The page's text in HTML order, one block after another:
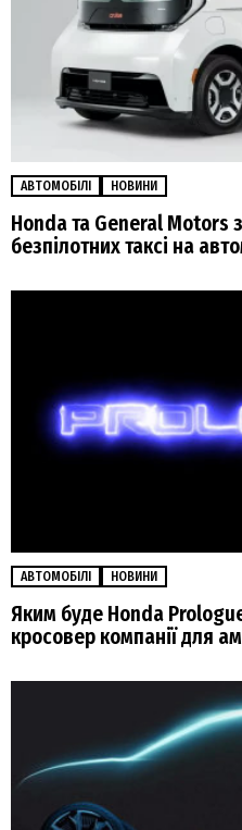
АВТОМОБІЛІ НОВИНИ
Honda та General Motors
безпілотних таксі на
АВТОМОБІЛІ НОВИНИ
Яким буде Honda
кросовер компанії для